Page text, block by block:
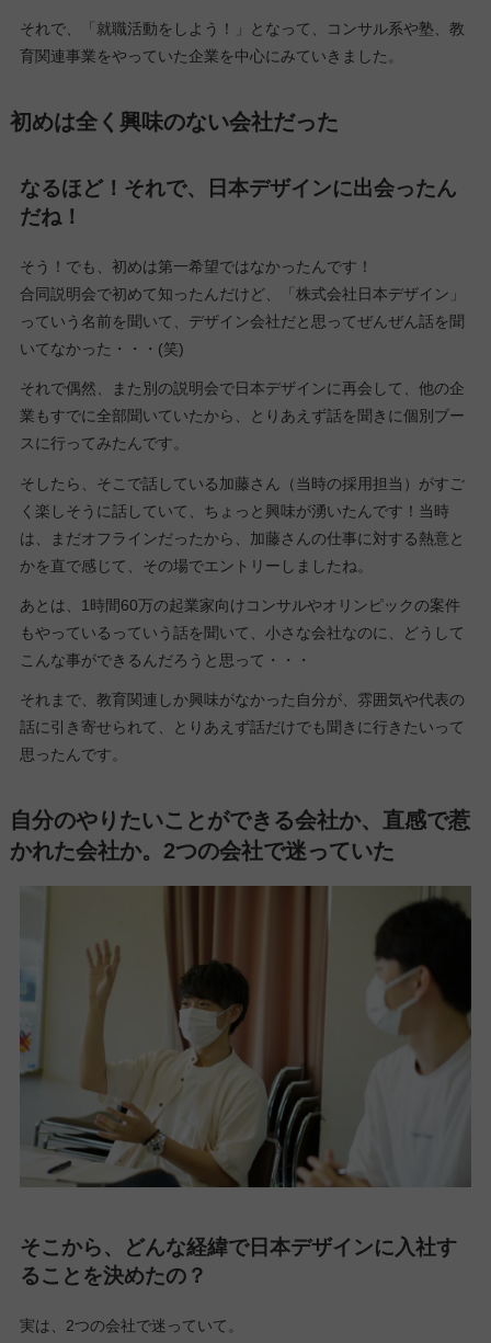
それで、「就職活動をしよう！」となって、コンサル系や塾、教
育関連事業をやっていた企業を中心にみていきました。
初めは全く興味のない会社だった
なるほど！それで、日本デザインに出会ったん
だね！
そう！でも、初めは第一希望ではなかったんです！
合同説明会で初めて知ったんだけど、「株式会社日本デザイン」
っていう名前を聞いて、デザイン会社だと思ってぜんぜん話を聞
いてなかった・・・(笑)
それで偶然、また別の説明会で日本デザインに再会して、他の企
業もすでに全部聞いていたから、とりあえず話を聞きに個別ブー
スに行ってみたんです。
そしたら、そこで話している加藤さん（当時の採用担当）がすご
く楽しそうに話していて、ちょっと興味が湧いたんです！当時
は、まだオフラインだったから、加藤さんの仕事に対する熱意と
かを直で感じて、その場でエントリーしましたね。
あとは、1時間60万の起業家向けコンサルやオリンピックの案件
もやっているっていう話を聞いて、小さな会社なのに、どうして
こんな事ができるんだろうと思って・・・
それまで、教育関連しか興味がなかった自分が、雰囲気や代表の
話に引き寄せられて、とりあえず話だけでも聞きに行きたいって
思ったんです。
自分のやりたいことができる会社か、直感で惹
かれた会社か。2つの会社で迷っていた
そこから、どんな経緯で日本デザインに入社す
ることを決めたの？
実は、2つの会社で迷っていて。